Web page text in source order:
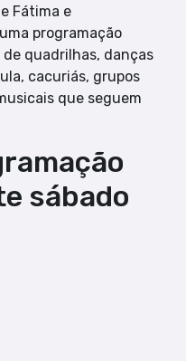
Fátima e
programação
quadrilhas, danças
cacuriás, grupos
que seguem
sábado